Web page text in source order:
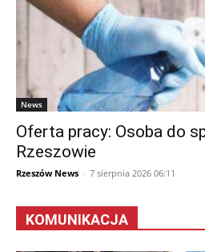
News
Oferta pracy: Osoba do
Rzeszowie
Rzeszów News - 7 sierpnia 2026 06:11
KOMUNIKACJA